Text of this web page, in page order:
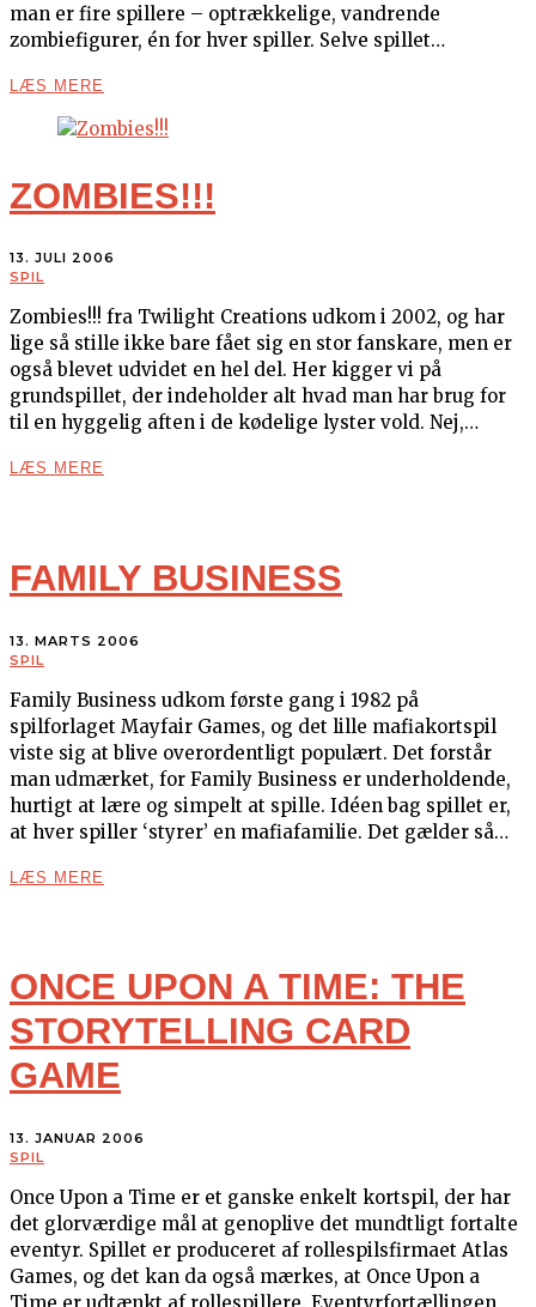
man er fire spillere – optrækkelige, vandrende
zombiefigurer, én for hver spiller. Selve spillet…
LÆS MERE
ZOMBIES!!!
13. JULI 2006
SPIL
Zombies!!! fra Twilight Creations udkom i 2002, og har
lige så stille ikke bare fået sig en stor fanskare, men er
også blevet udvidet en hel del. Her kigger vi på
grundspillet, der indeholder alt hvad man har brug for
til en hyggelig aften i de kødelige lyster vold. Nej,…
LÆS MERE
FAMILY BUSINESS
13. MARTS 2006
SPIL
Family Business udkom første gang i 1982 på
spilforlaget Mayfair Games, og det lille mafiakortspil
viste sig at blive overordentligt populært. Det forstår
man udmærket, for Family Business er underholdende,
hurtigt at lære og simpelt at spille. Idéen bag spillet er,
at hver spiller ‘styrer’ en mafiafamilie. Det gælder så…
LÆS MERE
ONCE UPON A TIME: THE
STORYTELLING CARD
GAME
13. JANUAR 2006
SPIL
Once Upon a Time er et ganske enkelt kortspil, der har
det glorværdige mål at genoplive det mundtligt fortalte
eventyr. Spillet er produceret af rollespilsfirmaet Atlas
Games, og det kan da også mærkes, at Once Upon a